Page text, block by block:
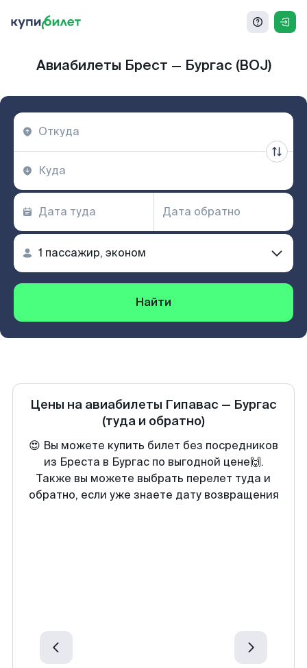
Авиабилеты Брест — Бургас (BOJ)
Найти
Цены на авиабилеты Гипавас — Бургас
(туда и обратно)
😍 Вы можете купить билет без посредников
из Бреста в Бургас по выгодной цене🙌.
Также вы можете выбрать перелет туда и
обратно, если уже знаете дату возвращения